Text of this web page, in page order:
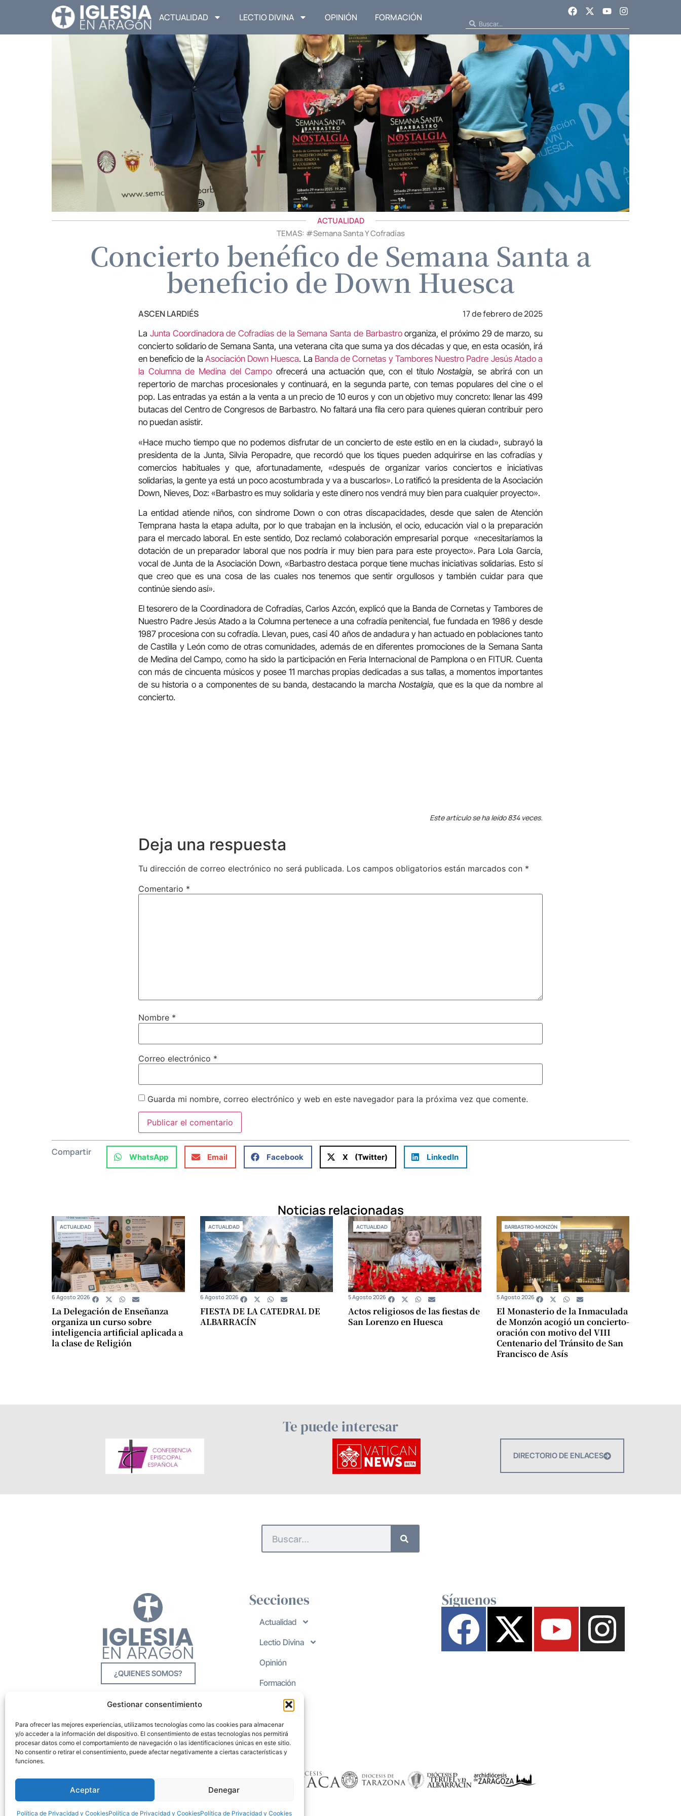
Gestionar consentimiento
Para ofrecer las mejores experiencias, utilizamos tecnologías como las cookies para almacenar
y/o acceder a la información del dispositivo. El consentimiento de estas tecnologías nos permitirá
procesar datos como el comportamiento de navegación o las identificaciones únicas en este sitio.
No consentir o retirar el consentimiento, puede afectar negativamente a ciertas características y
funciones.
Aceptar Denegar
Política de Privacidad y CookiesPolítica de Privacidad y CookiesPolítica de Privacidad y Cookies
ACTUALIDAD LECTIO DIVINA OPINIÓN FORMACIÓN
ACTUALIDAD
TEMAS: #Semana Santa Y Cofradías
Concierto benéfico de Semana Santa a
beneficio de Down Huesca
ASCEN LARDIÉS 17 de febrero de 2025
La Junta Coordinadora de Cofradías de la Semana Santa de Barbastroorganiza, el próximo 29 de marzo, su
concierto solidario de Semana Santa, una veterana cita que suma ya dos décadas y que, en esta ocasión, irá
en beneficio de la Asociación Down Huesca. La Banda de Cornetas y Tambores Nuestro Padre Jesús Atado a
la Columna de Medina del Campo ofrecerá una actuación que, con el títuloNostalgia, se abrirá con un
repertorio de marchas procesionales y continuará, en la segunda parte, con temas populares del cine o el
pop. Las entradas ya están a la venta a un precio de 10 euros y con un objetivo muy concreto: llenar las 499
butacas del Centro de Congresos de Barbastro. No faltará una fila cero para quienes quieran contribuir pero
no puedan asistir.
«Hace mucho tiempo que no podemos disfrutar de un concierto de este estilo en en la ciudad», subrayó la
presidenta de la Junta, Silvia Peropadre, que recordó que los tiques pueden adquirirse en las cofradías y
comercios habituales y que, afortunadamente, «después de organizar varios conciertos e iniciativas
solidarias, la gente ya está un poco acostumbrada y va a buscarlos». Lo ratificó la presidenta de la Asociación
Down, Nieves, Doz: «Barbastro es muy solidaria y este dinero nos vendrá muy bien para cualquier proyecto».
La entidad atiende niños, con síndrome Down o con otras discapacidades, desde que salen de Atención
Temprana hasta la etapa adulta, por lo que trabajan en la inclusión, el ocio, educación vial o la preparación
para el mercado laboral. En este sentido, Doz reclamó colaboración empresarial porque «necesitaríamos la
dotación de un preparador laboral que nos podría ir muy bien para para este proyecto». Para Lola García,
vocal de Junta de la Asociación Down, «Barbastro destaca porque tiene muchas iniciativas solidarias. Esto sí
que creo que es una cosa de las cuales nos tenemos que sentir orgullosos y también cuidar para que
continúe siendo así».
El tesorero de la Coordinadora de Cofradías, Carlos Azcón, explicó que la Banda de Cornetas y Tambores de
Nuestro Padre Jesús Atado a la Columna pertenece a una cofradía penitencial, fue fundada en 1986 y desde
1987 procesiona con su cofradía. Llevan, pues, casi 40 años de andadura y han actuado en poblaciones tanto
de Castilla y León como de otras comunidades, además de en diferentes promociones de la Semana Santa
de Medina del Campo, como ha sido la participación en Feria Internacional de Pamplona o en FITUR. Cuenta
con más de cincuenta músicos y posee 11 marchas propias dedicadas a sus tallas, a momentos importantes
de su historia o a componentes de su banda, destacando la marchaNostalgia, que es la que da nombre al
concierto.
Este artículo se ha leído 834 veces.
Deja una respuesta
Tu dirección de correo electrónico no será publicada. Los campos obligatorios están marcados con *
Comentario *
Nombre *
Correo electrónico *
Guarda mi nombre, correo electrónico y web en este navegador para la próxima vez que comente.
Compartir WhatsApp Email Facebook X (Twitter) LinkedIn
Noticias relacionadas
ACTUALIDAD
La Delegación de Enseñanza
organiza un curso sobre
inteligencia artificial aplicada a
la clase de Religión
6 Agosto 2026
ACTUALIDAD
FIESTA DE LA CATEDRAL DE
ALBARRACÍN
6 Agosto 2026
ACTUALIDAD
Actos religiosos de las fiestas de
San Lorenzo en Huesca
5 Agosto 2026
BARBASTRO-MONZÓN
El Monasterio de la Inmaculada
de Monzón acogió un concierto-
oración con motivo del VIII
Centenario del Tránsito de San
Francisco de Asís
5 Agosto 2026
Te puede interesar
DIRECTORIO DE ENLACES
¿QUIENES SOMOS?
Secciones
Actualidad
Lectio Divina
Opinión
Formación
Síguenos